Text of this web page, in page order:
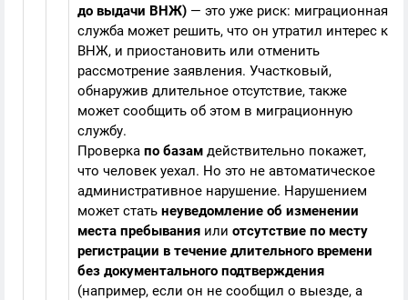
до выдачи ВНЖ) — это уже риск: миграционная
служба может решить, что он утратил интерес к
ВНЖ, и приостановить или отменить
рассмотрение заявления. Участковый,
обнаружив длительное отсутствие, также
может сообщить об этом в миграционную
службу.
Проверка по базам действительно покажет,
что человек уехал. Но это не автоматическое
административное нарушение. Нарушением
может стать неуведомление об изменении
места пребывания или отсутствие по месту
регистрации в течение длительного времени
без документального подтверждения
(например, если он не сообщил о выезде, а